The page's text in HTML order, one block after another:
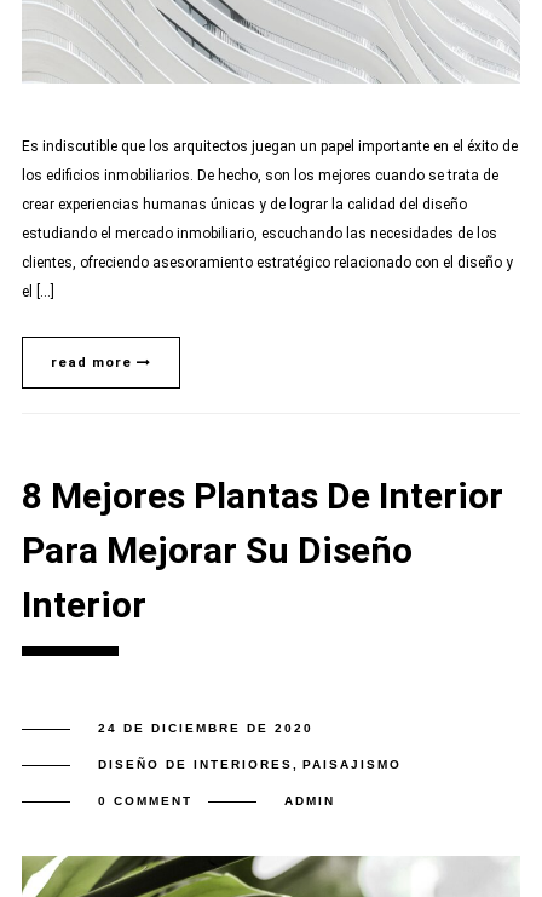
Es indiscutible que los arquitectos juegan un papel importante en el éxito de
los edificios inmobiliarios. De hecho, son los mejores cuando se trata de
crear experiencias humanas únicas y de lograr la calidad del diseño
estudiando el mercado inmobiliario, escuchando las necesidades de los
clientes, ofreciendo asesoramiento estratégico relacionado con el diseño y
el […]
read more
8 Mejores Plantas De Interior
Para Mejorar Su Diseño
Interior
24 DE DICIEMBRE DE 2020
DISEÑO DE INTERIORES, PAISAJISMO
0 COMMENT ADMIN